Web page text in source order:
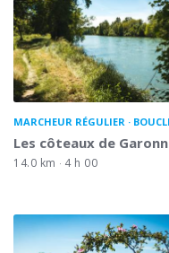
MARCHEUR RÉGULIER
Les côteaux de
14.0 km 4 h 00